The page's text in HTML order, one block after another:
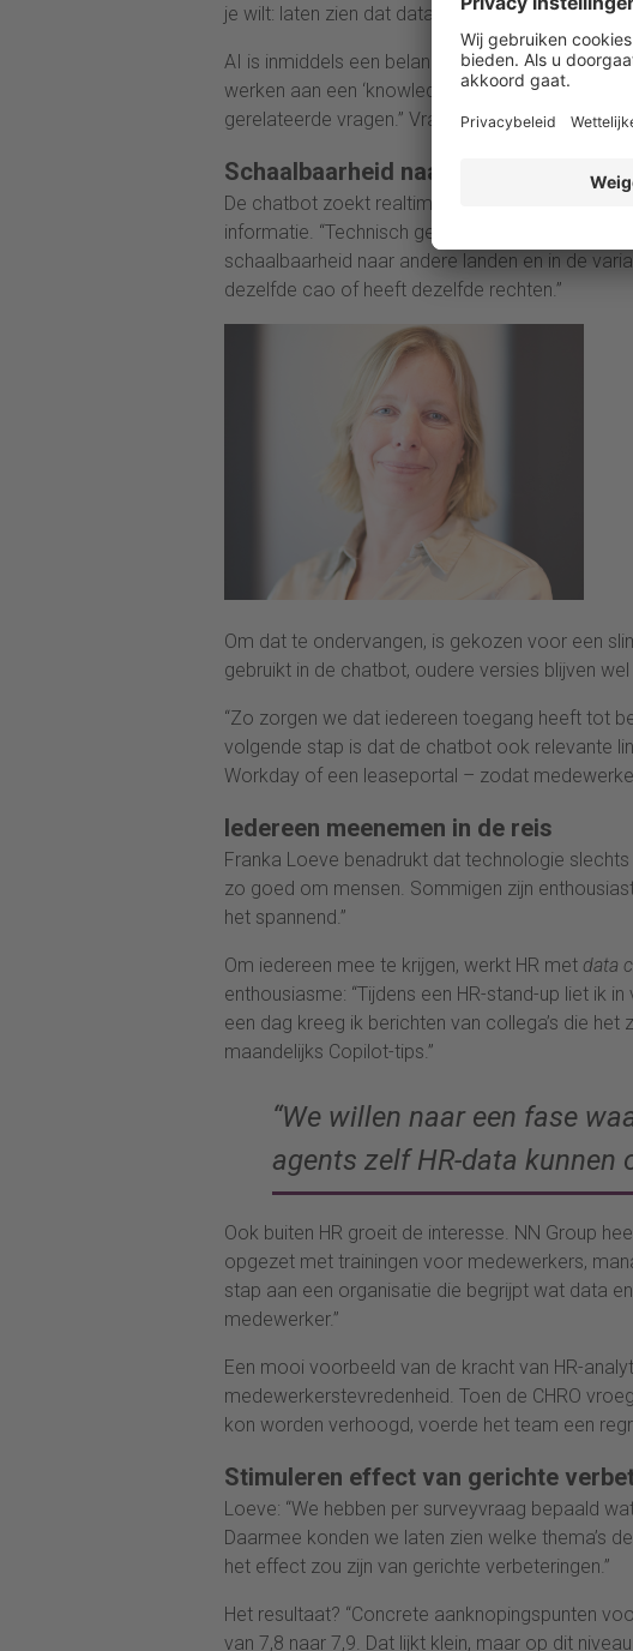
je wilt: laten zien dat data concreet helpt.”
AI is inmiddels een belangrijk speerpunt binnen
werken aan een ‘knowledge bot’ die
gerelateerde vragen.” Vragen zoals ‘hoe vraag ik
Schaalbaarheid naar andere landen
De chatbot zoekt realtime in de HR-
informatie. “Technisch gezien was het relatief
schaalbaarheid naar andere landen en in de
dezelfde cao of heeft dezelfde rechten.”
Om dat te ondervangen, is gekozen voor een
gebruikt in de chatbot, oudere versies blijven
“Zo zorgen we dat iedereen toegang heeft tot
volgende stap is dat de chatbot ook relevante
Workday of een leaseportal – zodat
Iedereen meenemen in de reis
Franka Loeve benadrukt dat technologie
zo goed om mensen. Sommigen zijn
het spannend.”
Om iedereen mee te krijgen, werkt HR met data
enthousiasme: “Tijdens een HR-stand-up liet ik
een dag kreeg ik berichten van collega’s die
maandelijks Copilot-tips.”
“We willen naar een fase
agents zelf HR-data kunnen
Ook buiten HR groeit de interesse. NN Group
opgezet met trainingen voor medewerkers,
stap aan een organisatie die begrijpt wat data
medewerker.”
Een mooi voorbeeld van de kracht van HR-
medewerkerstevredenheid. Toen de CHRO
kon worden verhoogd, voerde het team een
Stimuleren effect van gerichte
Loeve: “We hebben per surveyvraag bepaald
Daarmee konden we laten zien welke thema’s
het effect zou zijn van gerichte verbeteringen.”
Het resultaat? “Concrete aanknopingspunten
van 7,8 naar 7,9. Dat lijkt klein, maar op dit